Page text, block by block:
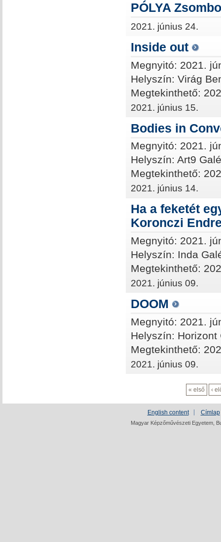
PÓLYA
2021. június 24.
Inside out
Megnyitó: 2021.
Helyszín: Virág
Megtekinthető:
2021. június 15.
Bodies in
Megnyitó: 2021.
Helyszín: Art9
Megtekinthető:
2021. június 14.
Ha a feketét
Koronczi
Megnyitó: 2021.
Helyszín: Inda
Megtekinthető:
2021. június 09.
DOOM
Megnyitó: 2021.
Helyszín: Horizont
Megtekinthető:
2021. június 09.
« első ‹
English content Címlap
Magyar Képzőművészeti Egyetem,